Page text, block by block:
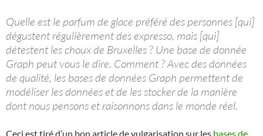
Quelle est le parfum de glace préféré des personnes [qui]
dégustent régulièrement des expresso, mais [qui]
détestent les choux de Bruxelles ? Une base de donnée
Graph peut vous le dire. Comment ? Avec des données
de qualité, les bases de données Graph permettent de
modéliser les données et de les stocker de la manière
dont nous pensons et raisonnons dans le monde réel.
Ceci est tiré d’un bon article de vulgarisation sur les bases de